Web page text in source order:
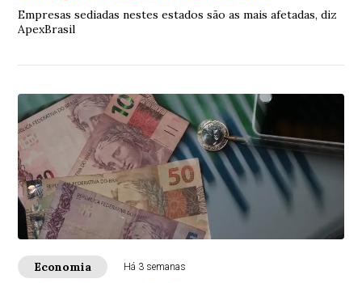
Empresas sediadas nestes estados são as mais afetadas, diz
ApexBrasil
Economia Há 3 semanas